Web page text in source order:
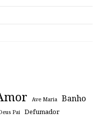
Ave Maria Banho
Pai Defumador